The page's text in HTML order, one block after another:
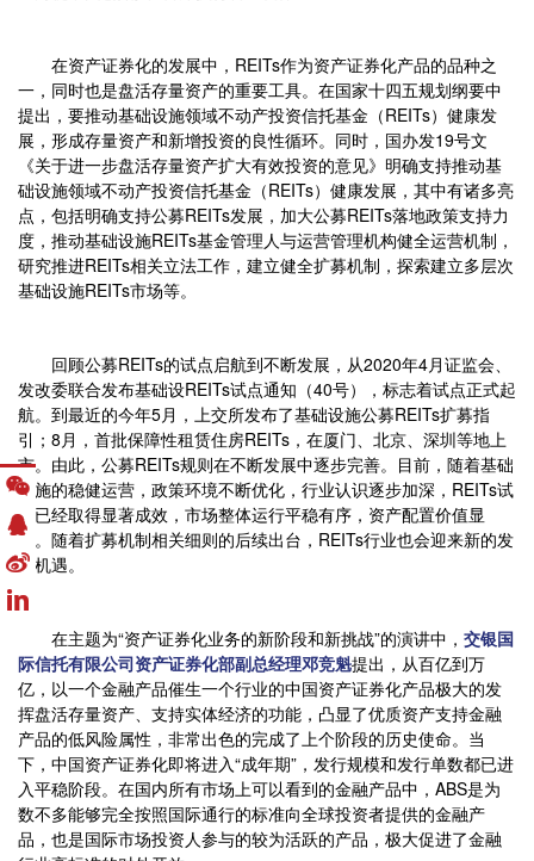
在资产证券化的发展中，REITs作为资产证券化产品的品种之
一，同时也是盘活存量资产的重要工具。在国家十四五规划纲要中
提出，要推动基础设施领域不动产投资信托基金（REITs）健康发
展，形成存量资产和新增投资的良性循环。同时，国办发19号文
《关于进一步盘活存量资产扩大有效投资的意见》明确支持推动基
础设施领域不动产投资信托基金（REITs）健康发展，其中有诸多亮
点，包括明确支持公募REITs发展，加大公募REITs落地政策支持力
度，推动基础设施REITs基金管理人与运营管理机构健全运营机制，
研究推进REITs相关立法工作，建立健全扩募机制，探索建立多层次
基础设施REITs市场等。
回顾公募REITs的试点启航到不断发展，从2020年4月证监会、
发改委联合发布基础设REITs试点通知（40号），标志着试点正式起
航。到最近的今年5月，上交所发布了基础设施公募REITs扩募指
引；8月，首批保障性租赁住房REITs，在厦门、北京、深圳等地上
市。由此，公募REITs规则在不断发展中逐步完善。目前，随着基础
设施的稳健运营，政策环境不断优化，行业认识逐步加深，REITs试
点已经取得显著成效，市场整体运行平稳有序，资产配置价值显
现。随着扩募机制相关细则的后续出台，REITs行业也会迎来新的发
展机遇。
在主题为“资产证券化业务的新阶段和新挑战”的演讲中， 交银国
际信托有限公司资产证券化部副总经理邓竞魁提出，从百亿到万
亿，以一个金融产品催生一个行业的中国资产证券化产品极大的发
挥盘活存量资产、支持实体经济的功能，凸显了优质资产支持金融
产品的低风险属性，非常出色的完成了上个阶段的历史使命。当
下，中国资产证券化即将进入“成年期”，发行规模和发行单数都已进
入平稳阶段。在国内所有市场上可以看到的金融产品中，ABS是为
数不多能够完全按照国际通行的标准向全球投资者提供的金融产
品，也是国际市场投资人参与的较为活跃的产品，极大促进了金融